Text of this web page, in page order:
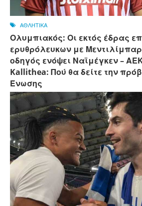
ΑΘΛΗΤΙΚΑ
Ολυμπιακός: Οι εκτός έδρας
ερυθρόλευκων με
οδηγός ενόψει Ναϊμέγκεν –
Kallithea: Πού θα δείτε την
Ένωσης